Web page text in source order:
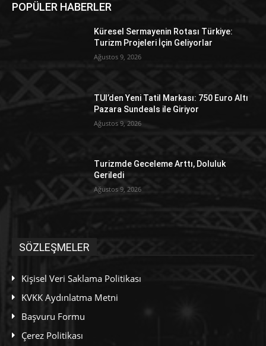
POPÜLER HABERLER
Küresel Sermayenin Rotası Türkiye:
Turizm Projeleri İçin Geliyorlar
Ağustos 9, 2026
TUI’den Yeni Tatil Markası: 750 Euro Altı
Pazara Sundeals ile Giriyor
Ağustos 9, 2026
Turizmde Geceleme Arttı, Doluluk
Geriledi
Ağustos 9, 2026
SÖZLEŞMELER
Kişisel Veri Saklama Politikası
KVKK Aydınlatma Metni
Başvuru Formu
Çerez Politikası